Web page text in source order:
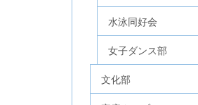
水泳同好会
女子ダンス部
文化部